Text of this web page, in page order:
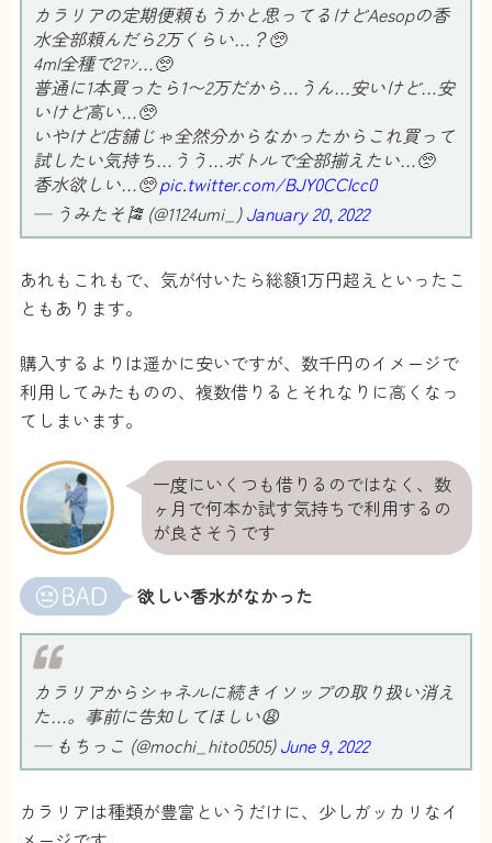
5
香水なんて使ったこともないし、使おうと思っ
てもいませんでしたが、好きな男性と念願のデ
ートが決まったので少しでも可愛いと思われた
くて香水を使おうと思いました。でもこれまで
使っていなかったので全くわからず、買うにし
ても自分に合った香水がわからない…
香水のサイトを見ていくうちに自分にあった香
水を探してくれるカラリアに出会いました。
LINEで自分の好きな匂いや季節、シーンなどを
送っていくだけで適性な香水をおすすめしてく
れます。
香水もどんな匂いなのか詳しく書かれているの
で、これなら間違いはなさそうと思いました。
敵な女性を目指します。
匿名さん
カラリアの定期便頼もうかと思ってるけどAesopの香
水全部頼んだら2万くらい…？🥺
4ml全種で2ﾏﾝ…🥺
普通に1本買ったら1〜2万だから…うん…安いけど…安
いけど高い…🥺
いやけど店舗じゃ全然分からなかったからこれ買って
試したい気持ち…うう…ボトルで全部揃えたい…🥺
香水欲しい…🥺pic.twitter.com/BJY0CClcc0
— うみたそ🎏 (@1124umi_)January 20, 2022
あれもこれもで、気が付いたら総額1万円超えといったこ
ともあります。
購入するよりは遥かに安いですが、数千円のイメージで
利用してみたものの、複数借りるとそれなりに高くなっ
てしまいます。
一度にいくつも借りるのではなく、数
ヶ月で何本か試す気持ちで利用するの
が良さそうです
欲しい香水がなかった
カラリアからシャネルに続きイソップの取り扱い消え
た…。事前に告知してほしい😩
— もちっこ (@mochi_hito0505)June 9, 2022
カラリアは種類が豊富というだけに、少しガッカリなイ